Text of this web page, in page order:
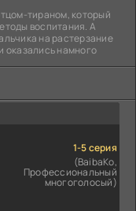
тираном, который
воспитания. А
на растерзание
оказались намного
1-5 серия
(BaibaKo,
Профессиональный
многоголосый)